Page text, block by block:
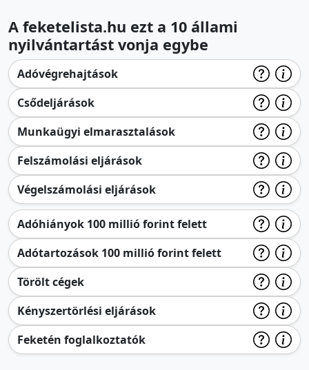
A feketelista.hu ezt a 10 állami
nyilvántartást vonja egybe
Adóvégrehajtások
Csődeljárások
Munkaügyi elmarasztalások
Felszámolási eljárások
Végelszámolási eljárások
Adóhiányok 100 millió forint felett
Adótartozások 100 millió forint felett
Törölt cégek
Kényszertörlési eljárások
Feketén foglalkoztatók